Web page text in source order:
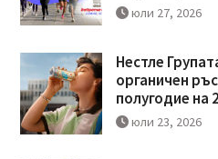
юли 27, 2026
Нестле
органичен
полугодие на
юли 23, 2026